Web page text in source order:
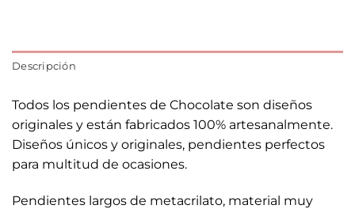
Descripción
Todos los pendientes de Chocolate son diseños
originales y están fabricados 100% artesanalmente.
Diseños únicos y originales, pendientes perfectos
para multitud de ocasiones.
Pendientes largos de metacrilato, material muy